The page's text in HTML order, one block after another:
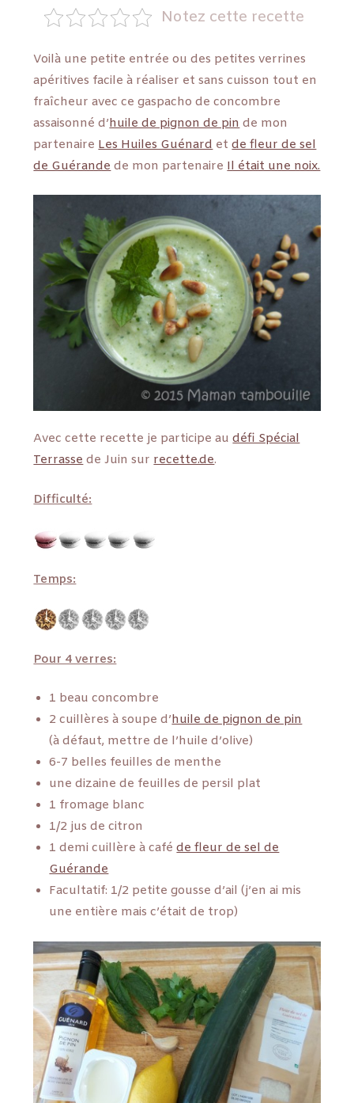
Notez cette recette
Voilà une petite entrée ou des petites verrines
apéritives facile à réaliser et sans cuisson tout en
fraîcheur avec ce gaspacho de concombre
assaisonné d’huile de pignon de pin de mon
partenaire Les Huiles Guénard etde fleur de sel
de Guérande de mon partenaire Il était une noix.
Avec cette recette je participe audéfi Spécial
Terrassede Juin surrecette.de.
Difficulté:
Temps:
Pour 4 verres:
1 beau concombre
2 cuillères à soupe d’huile de pignon de pin
(à défaut, mettre de l’huile d’olive)
6-7 belles feuilles de menthe
une dizaine de feuilles de persil plat
1 fromage blanc
1/2 jus de citron
1 demi cuillère à caféde fleur de sel de
Guérande
Facultatif: 1/2 petite gousse d’ail (j’en ai mis
une entière mais c’était de trop)